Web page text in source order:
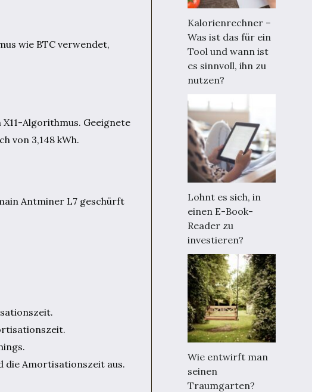
wie BTC verwendet,
Algorithmus. Geeignete
von 3,148 kWh.
Antminer L7 geschürft
die Amortisationszeit aus.
Kalorienrechner –
Was ist das für ein
Tool und wann ist
es sinnvoll, ihn zu
nutzen?
Lohnt es sich, in
einen E-Book-
Reader zu
investieren?
Wie entwirft man
seinen
Traumgarten?